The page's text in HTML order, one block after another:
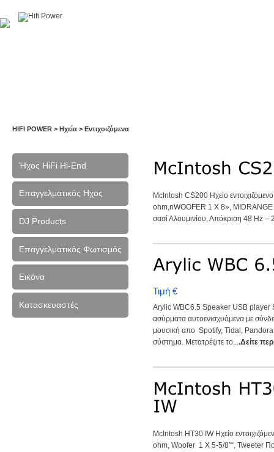
HIFI POWER > Ηχεία > Εντιχοιζόμενα
Ήχος HiFi Hi-End
Επαγγελματικός Ηχος
DJ Products
Επαγγελματικός Φωτισμός
Εικόνα
Κατασκευαστές
McIntosh CS200 Hχείο
ohm,nWOOFER 1 X 8»,
σασί Αλουμινίου, Απόκριση 48 Hz –
Τιμή €
Arylic WBC6.5 Speaker USB player
ασύρματα αυτοενισχυόμενα με
μουσική απο Spotify, Tidal,
σύστημα. Μετατρέψτε το....Δείτε
ΜcIntosh HT30 IW Hχείο
ohm, Woofer 1 X 5-5/8″“, Tweeter